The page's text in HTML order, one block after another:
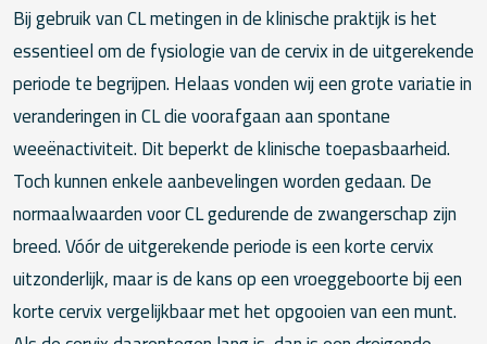
Bij gebruik van CL metingen in de klinische praktijk is het
essentieel om de fysiologie van de cervix in de uitgerekende
periode te begrijpen. Helaas vonden wij een grote variatie in
veranderingen in CL die voorafgaan aan spontane
weeënactiviteit. Dit beperkt de klinische toepasbaarheid.
Toch kunnen enkele aanbevelingen worden gedaan. De
normaalwaarden voor CL gedurende de zwangerschap zijn
breed. Vóór de uitgerekende periode is een korte cervix
uitzonderlijk, maar is de kans op een vroeggeboorte bij een
korte cervix vergelijkbaar met het opgooien van een munt.